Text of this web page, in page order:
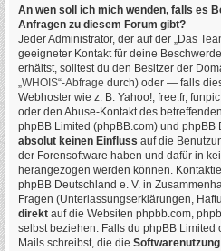
An wen soll ich mich wenden, falls es
Anfragen zu diesem Forum gibt?
Jeder Administrator, der auf der „Das
geeigneter Kontakt für deine
erhältst, solltest du den Besitzer der
„WHOIS“-Abfrage durch) oder — falls
Webhoster wie z. B. Yahoo!, free.fr,
oder den Abuse-Kontakt des
phpBB Limited (phpBB.com) und phpBB
absolut keinen Einfluss auf die
der Forensoftware haben und dafür in
herangezogen werden können.
phpBB Deutschland e. V. in
Fragen (Unterlassungserklärungen,
direkt auf die Websiten phpbb.com,
selbst beziehen. Falls du phpBB Limited
Mails schreibst, die die